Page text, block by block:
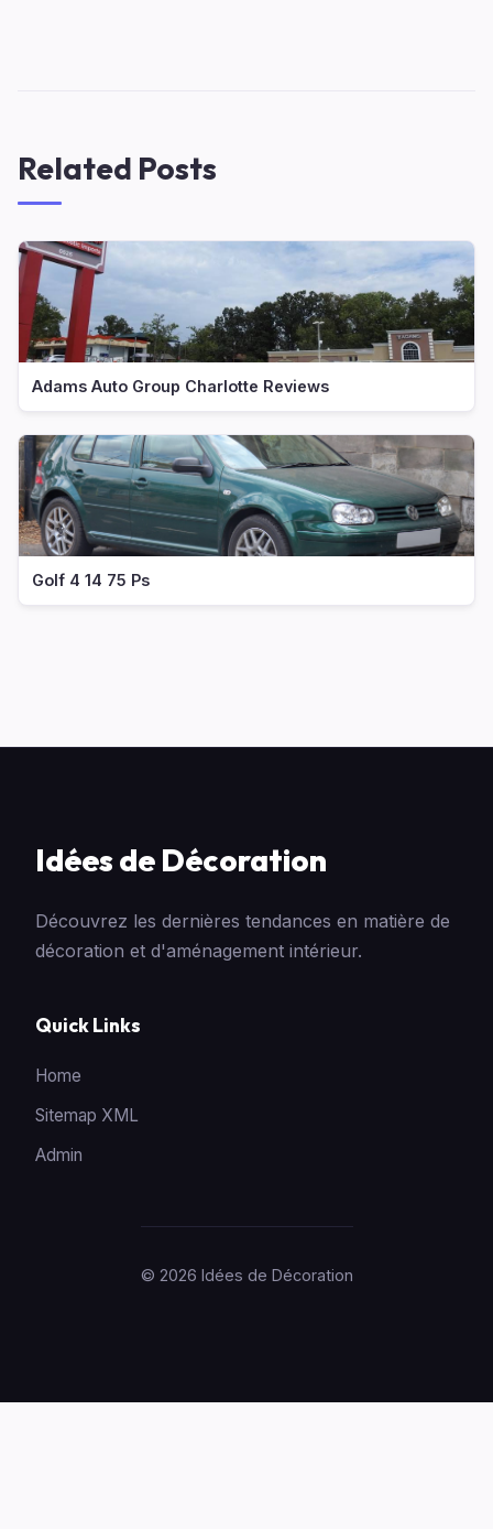
Related Posts
Adams Auto Group Charlotte Reviews
Golf 4 14 75 Ps
Idées de Décoration
Découvrez les dernières tendances en matière de
décoration et d'aménagement intérieur.
Quick Links
Home
Sitemap XML
Admin
© 2026 Idées de Décoration